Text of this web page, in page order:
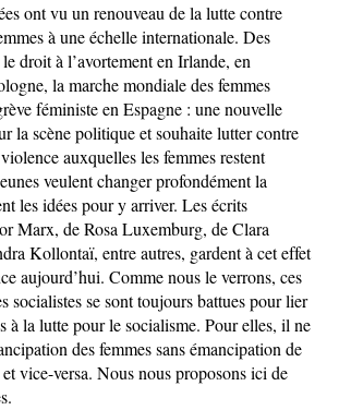
ont vu un renouveau de la lutte contre
à une échelle internationale. Des
droit à l’avortement en Irlande, en
la marche mondiale des femmes
féministe en Espagne : une nouvelle
la scène politique et souhaite lutter contre
auxquelles les femmes restent
veulent changer profondément la
les idées pour y arriver. Les écrits
Marx, de Rosa Luxemburg, de Clara
Kollontaï, entre autres, gardent à cet effet
aujourd’hui. Comme nous le verrons, ces
socialistes se sont toujours battues pour lier
à la lutte pour le socialisme. Pour elles, il ne
des femmes sans émancipation de
vice-versa. Nous nous proposons ici de